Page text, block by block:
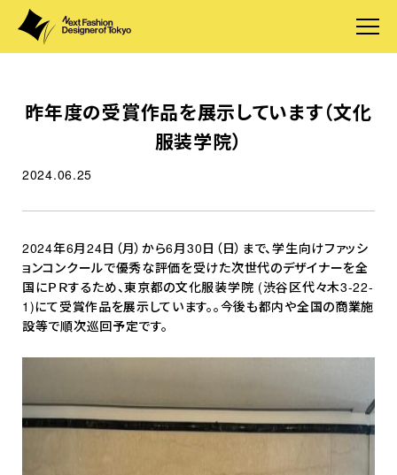
昨年度の受賞作品を展示しています（文化
服装学院）
2024.06.25
2024年6月24日（月）から6月30日（日）まで、学生向けファッシ
ョンコンクールで優秀な評価を受けた次世代のデザイナーを全
国にＰＲするため、東京都の文化服装学院 (渋谷区代々木3-22-
1)にて受賞作品を展示しています。。今後も都内や全国の商業施
設等で順次巡回予定です。